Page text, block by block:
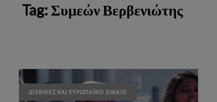
Tag:Συμεών Βερβενιώτης
ΔΙΕΘΝΈΣ ΚΑΙ ΕΥΡΩΠΑΪΚΌ ΔΊΚΑΙΟ